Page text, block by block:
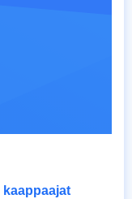
kaappaajat